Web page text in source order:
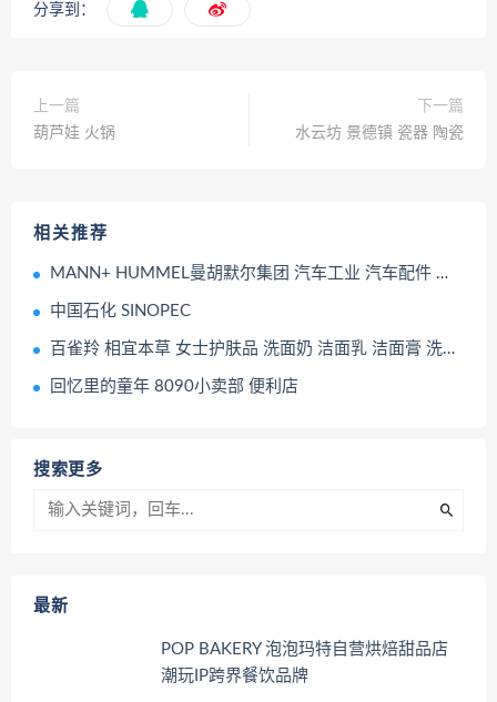
分享到：
上一篇
葫芦娃 火锅
下一篇
水云坊 景德镇 瓷器 陶瓷
相关推荐
MANN+ HUMMEL曼胡默尔集团 汽车工业 汽车配件 工程机械配套设备
中国石化 SINOPEC
百雀羚 相宜本草 女士护肤品 洗面奶 洁面乳 洁面膏 洗护用品
回忆里的童年 8090小卖部 便利店
搜索更多
最新
POP BAKERY 泡泡玛特自营烘焙甜品店
潮玩IP跨界餐饮品牌